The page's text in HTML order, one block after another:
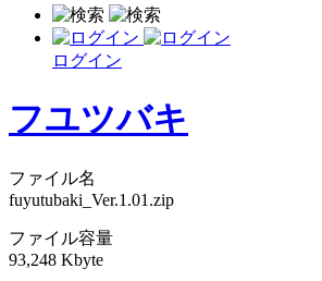
ログイン
フユツバキ
ファイル名
fuyutubaki_Ver.1.01.zip
ファイル容量
93,248 Kbyte